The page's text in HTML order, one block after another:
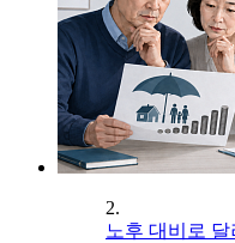
2.
노후 대비로